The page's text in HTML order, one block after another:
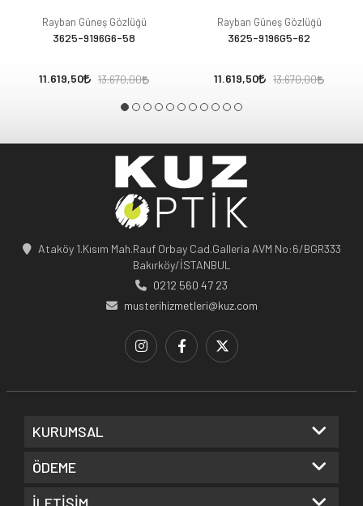
Rayban Güneş Gözlüğü
3625-9196G6-58
11.619,50 13.670,00
Rayban Güneş Gözlüğü
3625-9196G5-62
11.619,50 13.670,00
Ataköy 1.Kısım Mah.Rauf Orbay Cad.Galleria AVM No:6/BGR333
Bakırköy/İSTANBUL
0212 560 47 23
musterihizmetleri@kuz.com
KURUMSAL
ÖDEME